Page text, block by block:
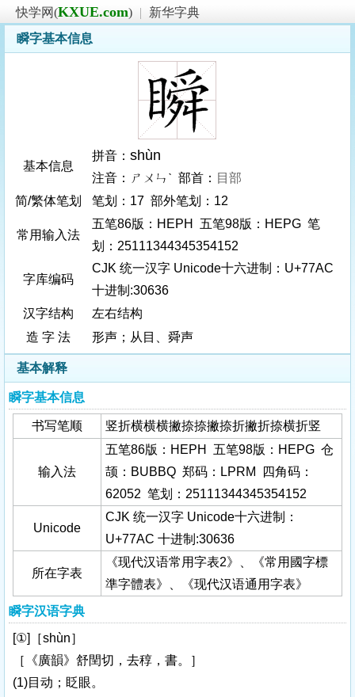
快学网(KXUE.com) |
新华字典
瞬字基本信息
基本信息
拼音： shùn
注音：ㄕㄨㄣˋ 部首： 目部
简/繁体笔划
笔划：17 部外笔划：12
常用输入法
五笔86版：HEPH 五笔98版：HEPG 笔
划：25111344345354152
字库编码
CJK 统一汉字 Unicode十六进制：U+77AC
十进制:30636
汉字结构
左右结构
造 字 法
形声；从目、舜声
基本解释
瞬字基本信息
书写笔顺 竖折横横横撇捺捺撇捺折撇折捺横折竖
输入法
五笔86版：HEPH 五笔98版：HEPG 仓
颉：BUBBQ 郑码：LPRM 四角码：
62052 笔划：25111344345354152
Unicode
CJK 统一汉字 Unicode十六进制：
U+77AC 十进制:30636
所在字表
《现代汉语常用字表2》、《常用國字標
準字體表》、《现代汉语通用字表》
瞬字汉语字典
[①]［shùn］
［《廣韻》舒閏切，去稕，書。］
(1)目动；眨眼。